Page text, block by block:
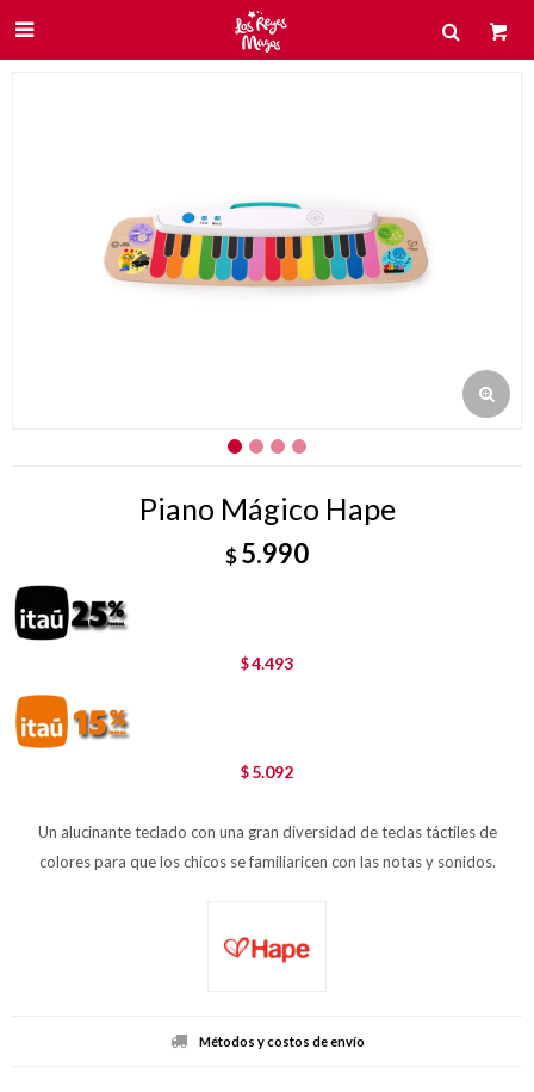

Piano Mágico Hape
$5.990
$4.493
$ 5.092
Un alucinante teclado con una gran diversidad de teclas táctiles de
colores para que los chicos se familiaricen con las notas y sonidos.
Métodos y costos de envío